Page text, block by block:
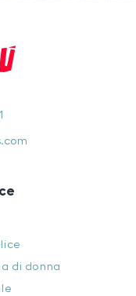
di donna